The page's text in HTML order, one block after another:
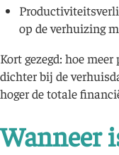
op de verhuizing
Kort gezegd: hoe
dichter bij de
hoger de totale
Wanneer